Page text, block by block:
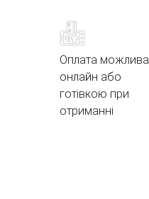
Оплата можлива
онлайн або
готівкою при
отриманні